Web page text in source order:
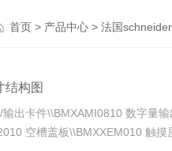
首页 > 产品中心 > 法国
结构图
出卡件\\BMXAMI0810 数字量
空槽盖板\\BMXXEM010 触